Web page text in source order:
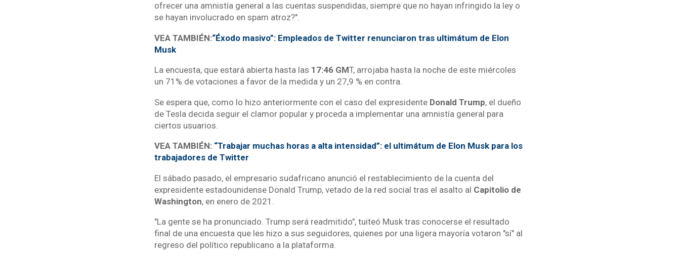
ofrecer una amnistía general a las cuentas suspendidas, siempre que no hayan infringido la ley o
se hayan involucrado en spam atroz?".
VEA TAMBIÉN:“Éxodo masivo”: Empleados de Twitter renunciaron tras ultimátum de Elon
Musk
La encuesta, que estará abierta hasta las 17:46 GMT, arrojaba hasta la noche de este miércoles
un 71% de votaciones a favor de la medida y un 27,9 % en contra.
Se espera que, como lo hizo anteriormente con el caso del expresidente Donald Trump, el dueño
de Tesla decida seguir el clamor popular y proceda a implementar una amnistía general para
ciertos usuarios.
VEA TAMBIÉN: “Trabajar muchas horas a alta intensidad”: el ultimátum de Elon Musk para los
trabajadores de Twitter
El sábado pasado, el empresario sudafricano anunció el restablecimiento de la cuenta del
expresidente estadounidense Donald Trump, vetado de la red social tras el asalto al Capitolio de
Washington, en enero de 2021.
"La gente se ha pronunciado. Trump será readmitido", tuiteó Musk tras conocerse el resultado
final de una encuesta que les hizo a sus seguidores, quienes por una ligera mayoría votaron "sí" al
regreso del político republicano a la plataforma.